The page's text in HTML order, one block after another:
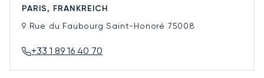
PARIS, FRANKREICH
9 Rue du Faubourg Saint-Honoré 75008
+33 1 89 16 40 70